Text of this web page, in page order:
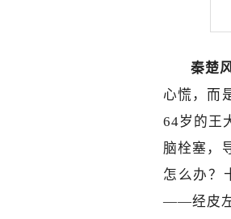
秦楚
心慌，而
64岁的王
脑栓塞，
怎么办？
——经皮左